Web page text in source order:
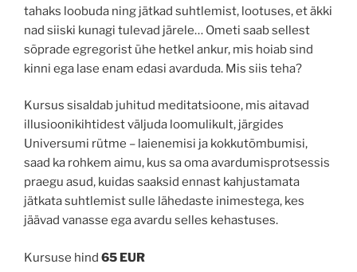
tahaks loobuda ning jätkad suhtlemist, lootuses, et äkki
nad siiski kunagi tulevad järele… Ometi saab sellest
sõprade egregorist ühe hetkel ankur, mis hoiab sind
kinni ega lase enam edasi avarduda. Mis siis teha?
Kursus sisaldab juhitud meditatsioone, mis aitavad
illusioonikihtidest väljuda loomulikult, järgides
Universumi rütme – laienemisi ja kokkutõmbumisi,
saad ka rohkem aimu, kus sa oma avardumisprotsessis
praegu asud, kuidas saaksid ennast kahjustamata
jätkata suhtlemist sulle lähedaste inimestega, kes
jäävad vanasse ega avardu selles kehastuses.
Kursuse hind 65 EUR